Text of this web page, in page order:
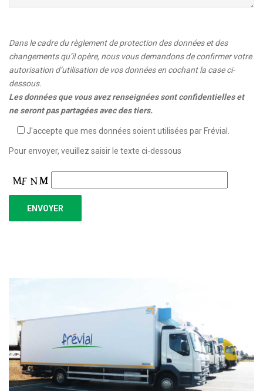
Dans le cadre du règlement de protection des données et des
changements qu’il opère, nous vous demandons de confirmer votre
autorisation d’utilisation de vos données en cochant la case ci-
dessous.
Les données que vous avez renseignées sont confidentielles et
ne seront pas partagées avec des tiers.
J'accepte que mes données soient utilisées par Frévial.
Pour envoyer, veuillez saisir le texte ci-dessous